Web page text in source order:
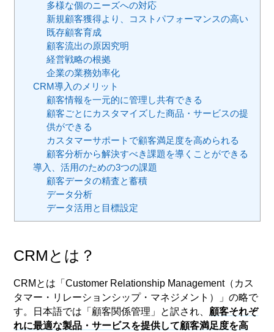
多様な個のニーズへの対応
新規顧客獲得より、コストパフォーマンスの高い
既存顧客育成
顧客流出の原因究明
経営戦略の根拠
企業の業務効率化
CRM導入のメリット
顧客情報を一元的に管理し共有できる
顧客ごとにカスタマイズした商品・サービスの提
供ができる
カスタマーサポートで顧客満足度を高められる
顧客分析から解決すべき課題を導くことができる
導入、活用のための3つの課題
顧客データの精査と蓄積
データ分析
データ活用と目標設定
CRMとは？
CRMとは「Customer Relationship Management（カス
タマー・リレーションシップ・マネジメント）」の略で
す。日本語では「顧客関係管理」と訳され、 顧客それぞ
れに最適な製品・サービスを提供して顧客満足度を高